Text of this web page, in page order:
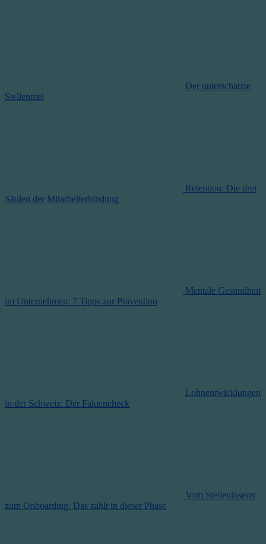
Der unterschätzte
Stellentitel
Retention: Die drei
Säulen der Mitarbeiterbindung
Mentale Gesundheit
im Unternehmen: 7 Tipps zur Prävention
Lohnentwicklungen
in der Schweiz: Der Faktencheck
Vom Stelleninserat
zum Onboarding: Das zählt in dieser Phase